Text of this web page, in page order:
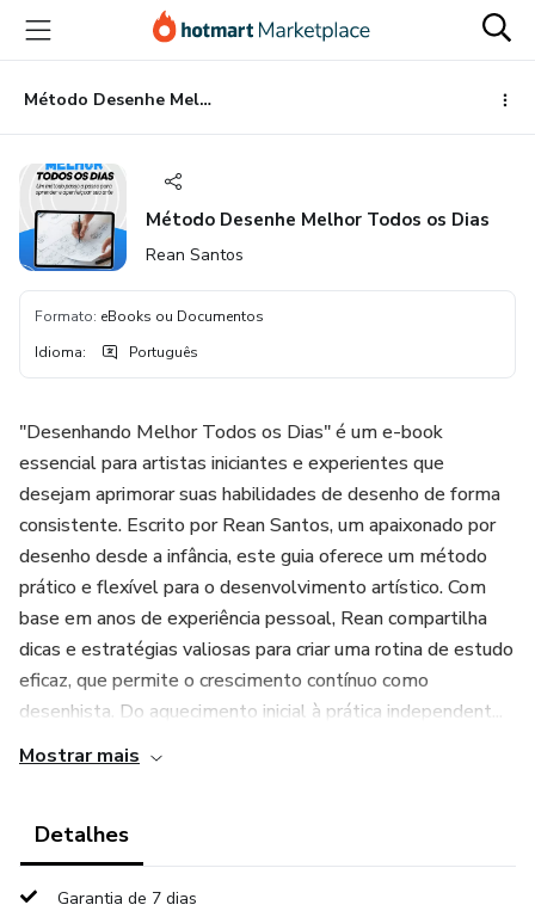
para
conteúdo
principal
para
pagamento
para
rodapé
Método Desenhe Melhor Todos os Dias
Método Desenhe Melhor Todos os Dias
Rean Santos
Formato: eBooks ou Documentos
Idioma: Português
"Desenhando Melhor Todos os Dias" é um e-book
essencial para artistas iniciantes e experientes que
desejam aprimorar suas habilidades de desenho de forma
consistente. Escrito por Rean Santos, um apaixonado por
desenho desde a infância, este guia oferece um método
prático e flexível para o desenvolvimento artístico. Com
base em anos de experiência pessoal, Rean compartilha
dicas e estratégias valiosas para criar uma rotina de estudo
eficaz, que permite o crescimento contínuo como
desenhista. Do aquecimento inicial à prática independent...
Mostrar mais
Detalhes
Garantia de 7 dias